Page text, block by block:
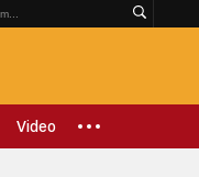
Video